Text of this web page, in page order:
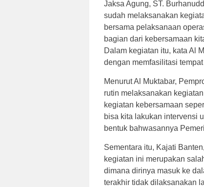
Jaksa Agung, ST.
sudah melaksanakan
bersama pelaksanaan
bagian dari kebersamaan
Dalam kegiatan itu, kata Al
dengan memfasilitasi
Menurut Al Muktabar,
rutin melaksanakan
kegiatan kebersamaan
bisa kita lakukan intervensi
bentuk bahwasannya
Sementara itu, Kajati
kegiatan ini merupakan
dimana dirinya masuk ke
terakhir tidak dilaksanakan